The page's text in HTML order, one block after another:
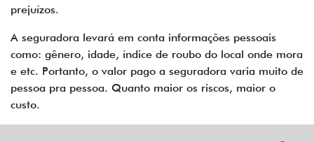
prejuízos.
A seguradora levará em conta informações pessoais
como: gênero, idade, índice de roubo do local onde mora
e etc. Portanto, o valor pago a seguradora varia muito de
pessoa pra pessoa. Quanto maior os riscos, maior o
custo.